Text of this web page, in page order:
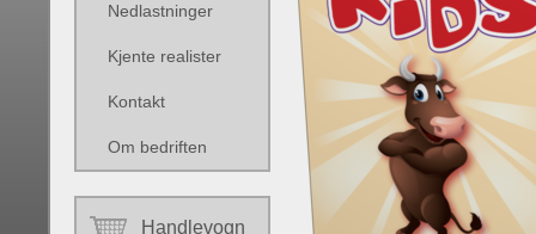
Nedlastninger
Kjente realister
Kontakt
Om bedriften
Handlevogn